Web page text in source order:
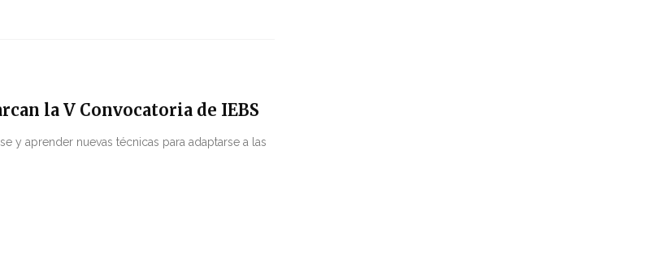
la V Convocatoria de IEBS
y aprender nuevas técnicas para adaptarse a las